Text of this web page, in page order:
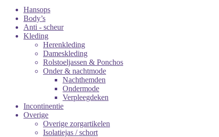
Hansops
Body’s
Anti - scheur
Kleding
Herenkleding
Dameskleding
Rolstoeljassen & Ponchos
Onder & nachtmode
Nachthemden
Ondermode
Verpleegdeken
Incontinentie
Overige
Overige zorgartikelen
Isolatiejas / schort